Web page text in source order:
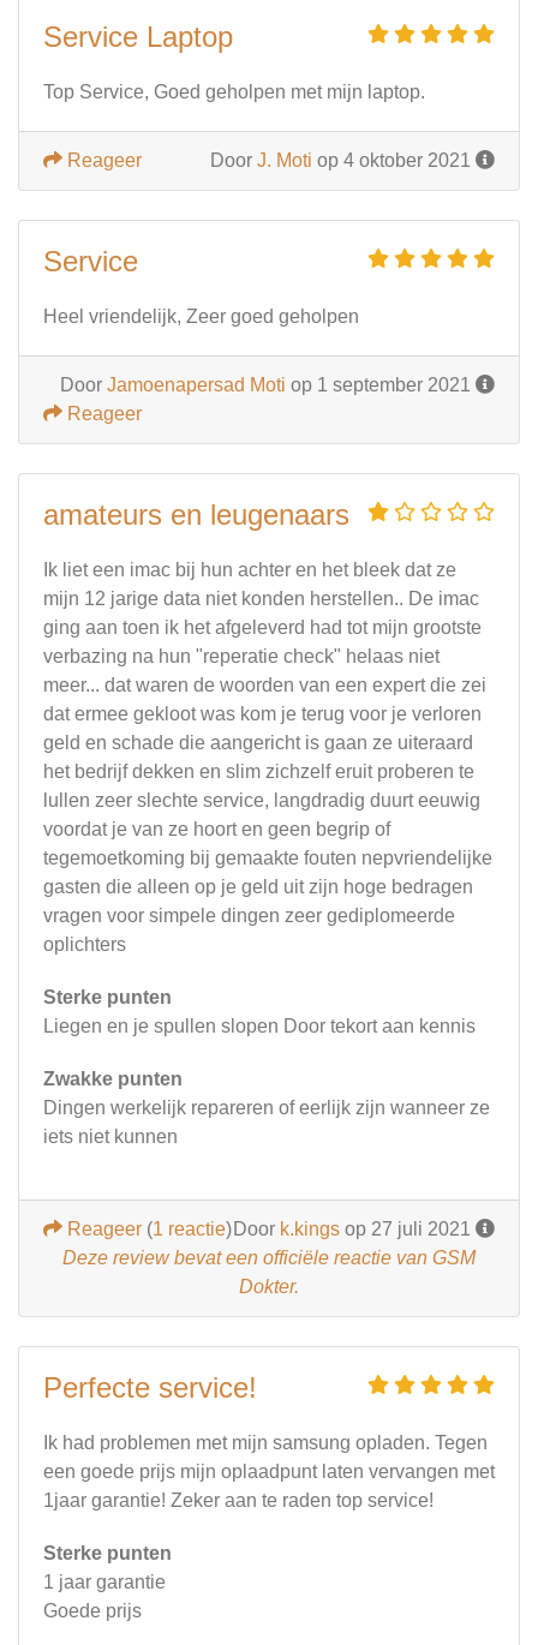
Service Laptop
Top Service, Goed geholpen met mijn laptop.
Door J. Moti op 4 oktober 2021
Reageer
Service
Heel vriendelijk, Zeer goed geholpen
Door Jamoenapersad Moti op 1 september 2021
Reageer
amateurs en leugenaars
Ik liet een imac bij hun achter en het bleek dat ze
mijn 12 jarige data niet konden herstellen.. De imac
ging aan toen ik het afgeleverd had tot mijn grootste
verbazing na hun "reperatie check" helaas niet
meer... dat waren de woorden van een expert die zei
dat ermee gekloot was kom je terug voor je verloren
geld en schade die aangericht is gaan ze uiteraard
het bedrijf dekken en slim zichzelf eruit proberen te
lullen zeer slechte service, langdradig duurt eeuwig
voordat je van ze hoort en geen begrip of
tegemoetkoming bij gemaakte fouten nepvriendelijke
gasten die alleen op je geld uit zijn hoge bedragen
vragen voor simpele dingen zeer gediplomeerde
oplichters
Sterke punten
Liegen en je spullen slopen Door tekort aan kennis
Zwakke punten
Dingen werkelijk repareren of eerlijk zijn wanneer ze
iets niet kunnen
Door k.kings op 27 juli 2021
Reageer (1 reactie)
Deze review bevat een officiële reactie van GSM
Dokter.
Perfecte service!
Ik had problemen met mijn samsung opladen. Tegen
een goede prijs mijn oplaadpunt laten vervangen met
1jaar garantie! Zeker aan te raden top service!
Sterke punten
1 jaar garantie
Goede prijs